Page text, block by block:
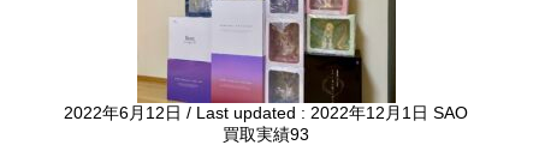
2022年6月12日 / Last updated : 2022年12月1日 SAO
買取実績93